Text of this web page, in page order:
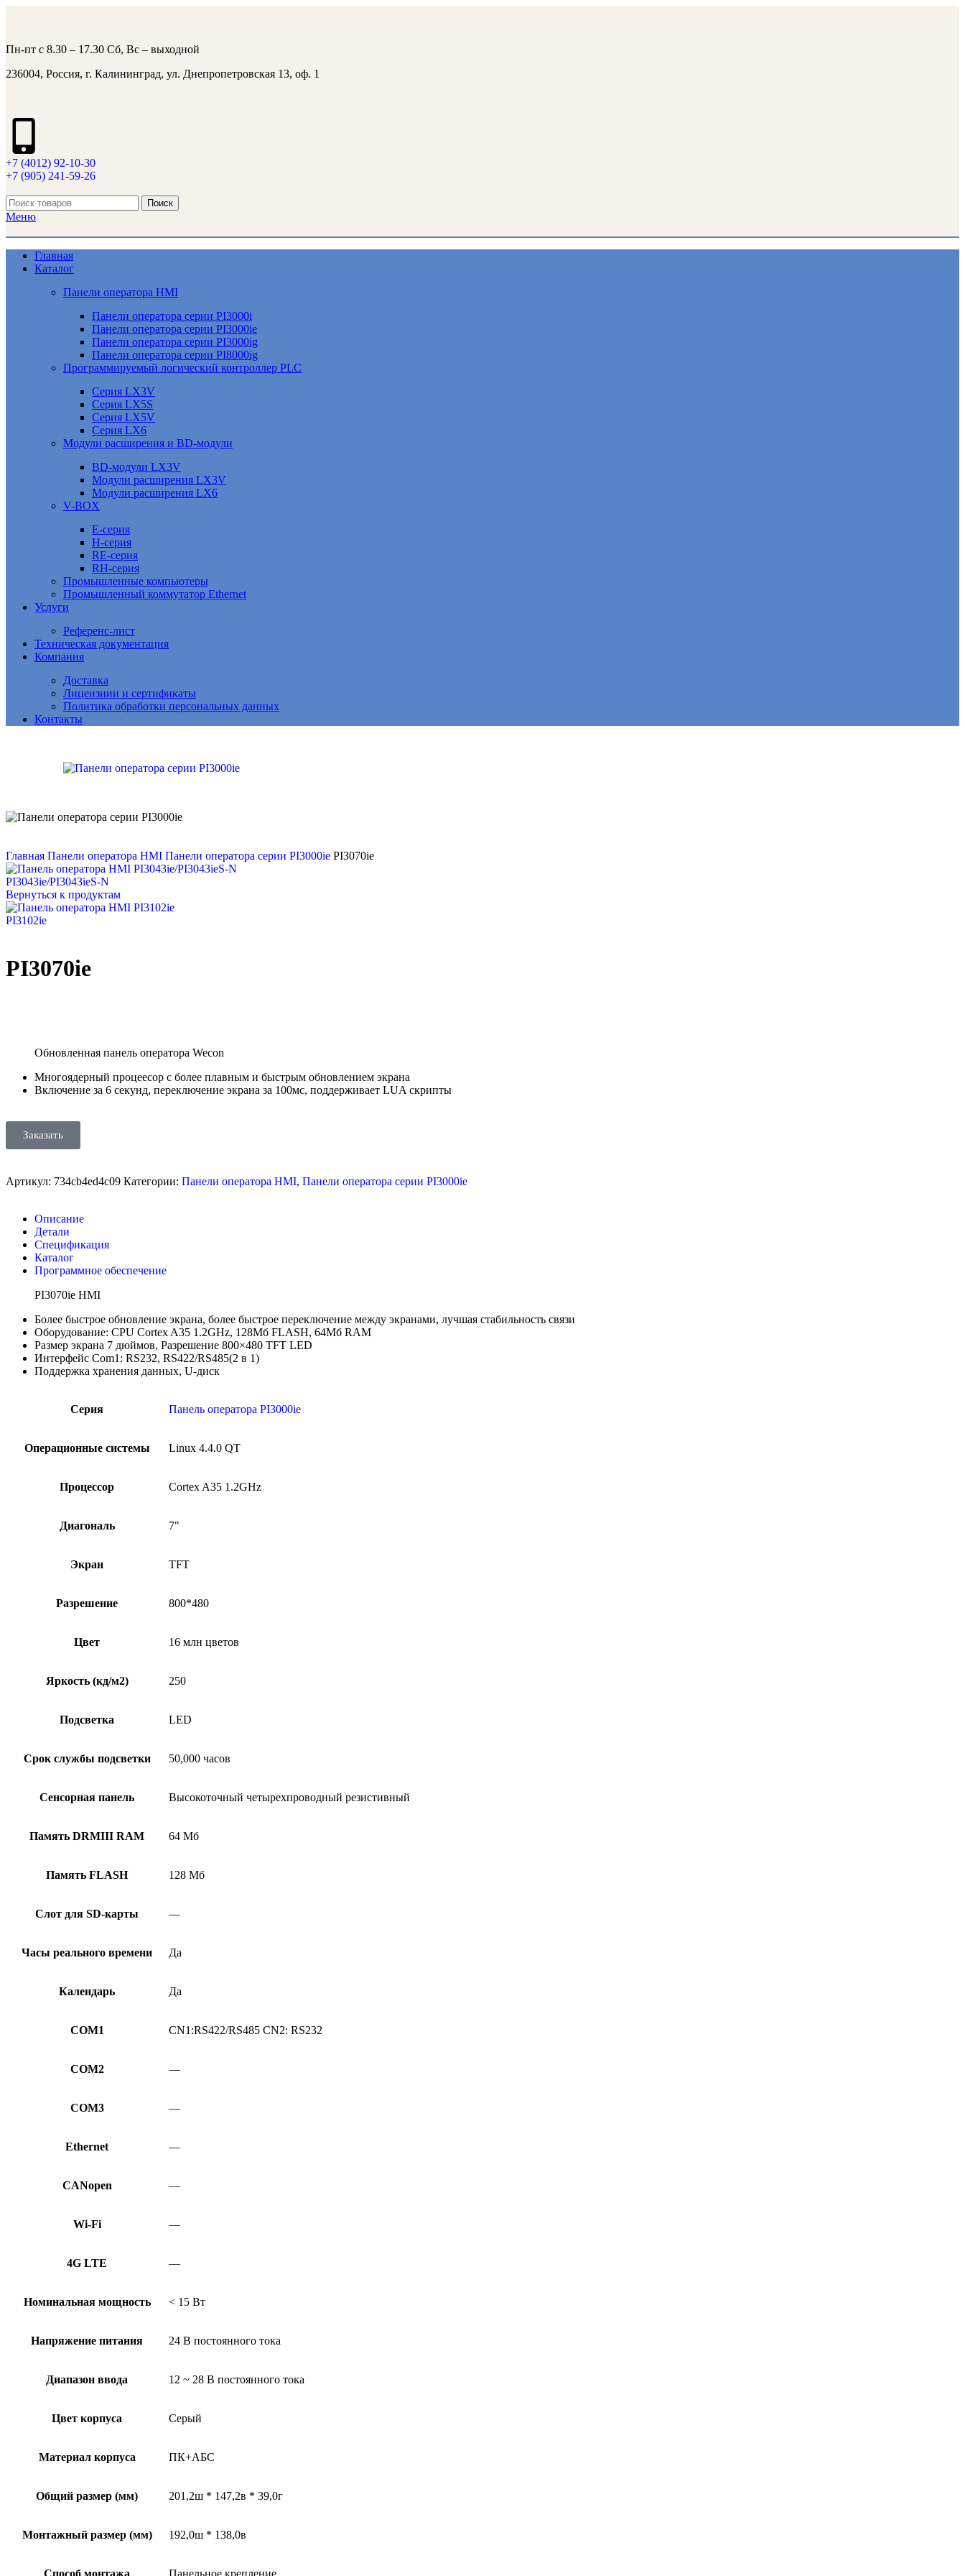
Пн-пт с 8.30 – 17.30 Сб, Вс – выходной
236004, Россия, г. Калининград, ул. Днепропетровская 13, оф. 1
+7 (4012) 92-10-30
+7 (905) 241-59-26
Поиск
Меню
Главная
Каталог
Панели оператора HMI
Панели оператора серии PI3000i
Панели оператора серии PI3000ie
Панели оператора серии PI3000ig
Панели оператора серии PI8000ig
Программируемый логический контроллер PLC
Серия LX3V
Серия LX5S
Серия LX5V
Серия LX6
Модули расширения и BD-модули
BD-модули LX3V
Модули расширения LX3V
Модули расширения LX6
V-BOX
E-серия
H-серия
RE-серия
RH-серия
Промышленные компьютеры
Промышленный коммутатор Ethernet
Услуги
Референс-лист
Техническая документация
Компания
Доставка
Лицензиии и сертификаты
Политика обработки персональных данных
Контакты
Главная Панели оператора HMI Панели оператора серии PI3000ie PI3070ie
PI3043ie/PI3043ieS-N
Вернуться к продуктам
PI3102ie
PI3070ie
Обновленная панель оператора Wecon
Многоядерный процеесор с более плавным и быстрым обновлением экрана
Включение за 6 секунд, переключение экрана за 100мс, поддерживает LUA скрипты
Заказать
Артикул: 734cb4ed4c09 Категории: Панели оператора HMI, Панели оператора серии PI3000ie
Описание
Детали
Спецификация
Каталог
Программное обеспечение
PI3070ie HMI
Более быстрое обновление экрана, более быстрое переключение между экранами, лучшая стабильность связи
Оборудование: CPU Cortex A35 1.2GHz, 128Mб FLASH, 64Mб RAM
Размер экрана 7 дюймов, Разрешение 800×480 TFT LED
Интерфейс Com1: RS232, RS422/RS485(2 в 1)
Поддержка хранения данных, U-диск
Серия Панель оператора PI3000ie
Операционные системы Linux 4.4.0 QT
Процессор Cortex A35 1.2GHz
Диагональ 7"
Экран TFT
Разрешение 800*480
Цвет 16 млн цветов
Яркость (кд/м2) 250
Подсветка LED
Срок службы подсветки 50,000 часов
Сенсорная панель Высокоточный четырехпроводный резистивный
Память DRMIII RAM 64 Мб
Память FLASH 128 Мб
Слот для SD-карты —
Часы реального времени Да
Календарь Да
COM1 CN1:RS422/RS485 CN2: RS232
COM2 —
COM3 —
Ethernet —
CANopen —
Wi-Fi —
4G LTE —
Номинальная мощность < 15 Вт
Напряжение питания 24 В постоянного тока
Диапазон ввода 12 ~ 28 В постоянного тока
Цвет корпуса Серый
Материал корпуса ПК+АБС
Общий размер (мм) 201,2ш * 147,2в * 39,0г
Монтажный размер (мм) 192,0ш * 138,0в
Способ монтажа Панельное крепление